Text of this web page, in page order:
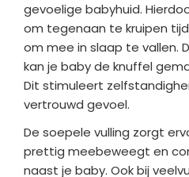
gevoelige babyhuid.
om tegenaan te kruipen
om mee in slaap te vallen.
kan je baby de knuffel
Dit stimuleert
vertrouwd gevoel.
De soepele vulling zorgt
prettig meebeweegt en
naast je baby. Ook bij